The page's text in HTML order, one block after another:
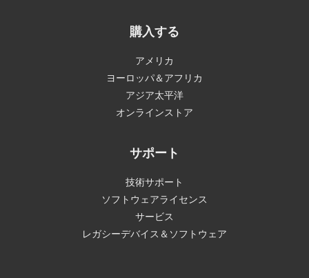
購入する
アメリカ
ヨーロッパ＆アフリカ
アジア太平洋
オンラインストア
サポート
技術サポート
ソフトウェアライセンス
サービス
レガシーデバイス＆ソフトウェア